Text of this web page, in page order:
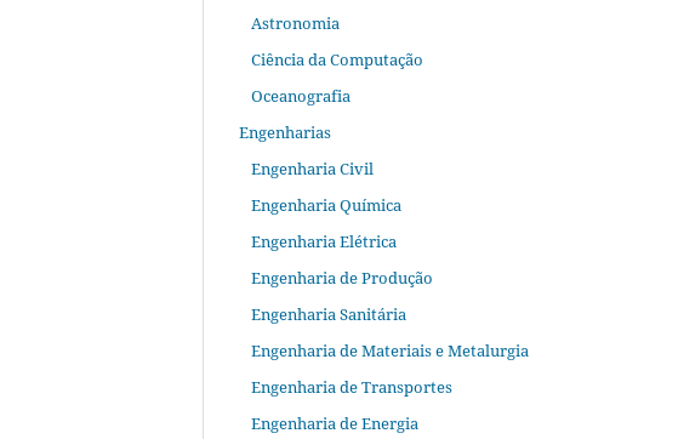
Astronomia
Ciência da Computação
Oceanografia
Engenharias
Engenharia Civil
Engenharia Química
Engenharia Elétrica
Engenharia de Produção
Engenharia Sanitária
Engenharia de Materiais e Metalurgia
Engenharia de Transportes
Engenharia de Energia